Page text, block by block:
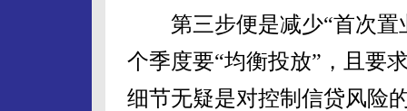
第三步便是减少“首次置
个季度要“均衡投放”，且要
细节无疑是对控制信贷风险